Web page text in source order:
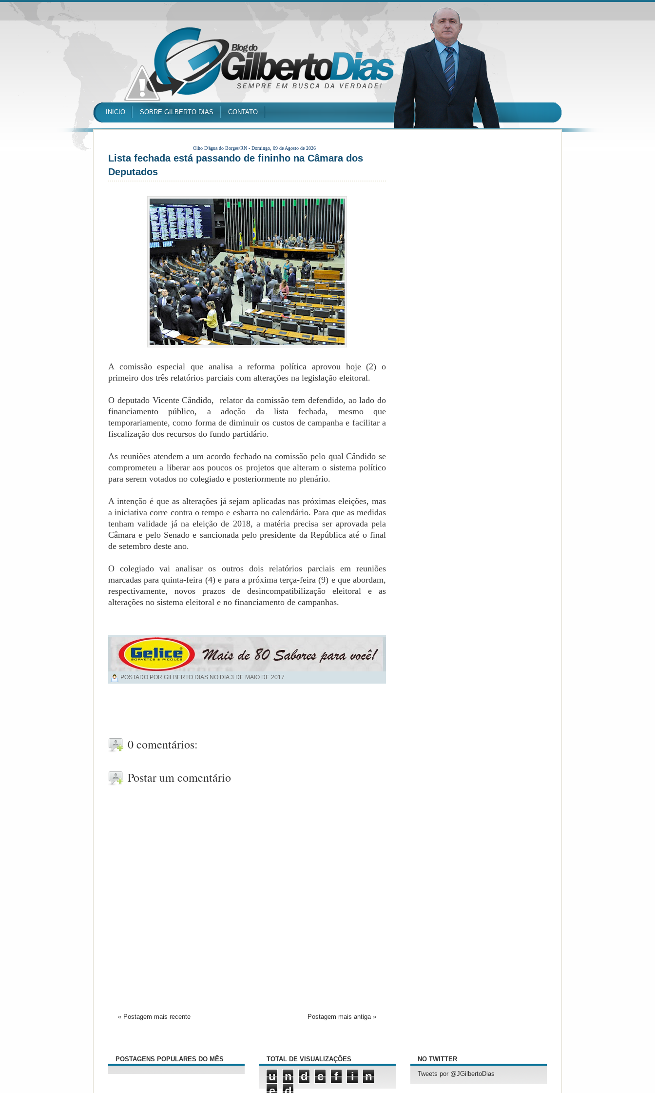
INICIO SOBRE GILBERTO DIAS CONTATO
Olho D'água do Borges/RN - Domingo, 09 de Agosto de 2026
Lista fechada está passando de fininho na Câmara dos
Deputados
A comissão especial que analisa a reforma política aprovou hoje (2) o
primeiro dos três relatórios parciais com alterações na legislação eleitoral.
O deputado Vicente Cândido, relator da comissão tem defendido, ao lado do
financiamento público, a adoção da lista fechada, mesmo que
temporariamente, como forma de diminuir os custos de campanha e facilitar a
fiscalização dos recursos do fundo partidário.
As reuniões atendem a um acordo fechado na comissão pelo qual Cândido se
comprometeu a liberar aos poucos os projetos que alteram o sistema político
para serem votados no colegiado e posteriormente no plenário.
A intenção é que as alterações já sejam aplicadas nas próximas eleições, mas
a iniciativa corre contra o tempo e esbarra no calendário. Para que as medidas
tenham validade já na eleição de 2018, a matéria precisa ser aprovada pela
Câmara e pelo Senado e sancionada pelo presidente da República até o final
de setembro deste ano.
O colegiado vai analisar os outros dois relatórios parciais em reuniões
marcadas para quinta-feira (4) e para a próxima terça-feira (9) e que abordam,
respectivamente, novos prazos de desincompatibilização eleitoral e as
alterações no sistema eleitoral e no financiamento de campanhas.
POSTADO POR GILBERTO DIAS NO DIA3 DE MAIO DE 2017
0 comentários:
Postar um comentário
« Postagem mais recente Postagem mais antiga »
POSTAGENS POPULARES DO MÊS TOTAL DE VISUALIZAÇÕES
u n d e f i
n
NO TWITTER
Tweets por @JGilbertoDias